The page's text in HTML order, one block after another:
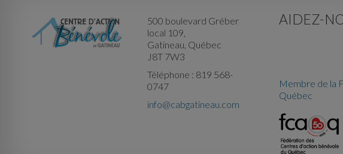
500 boulevard Gréber
local 109,
Gatineau, Québec
J8T 7W3
Téléphone : 819 568-
0747
info@cabgatineau.com
AIDEZ-
Membre de la
Québec